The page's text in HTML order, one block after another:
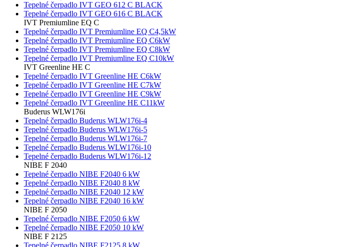
Tepelné čerpadlo IVT GEO 612 C BLACK
Tepelné čerpadlo IVT GEO 616 C BLACK
IVT Premiumline EQ C
Tepelné čerpadlo IVT Premiumline EQ C4,5kW
Tepelné čerpadlo IVT Premiumline EQ C6kW
Tepelné čerpadlo IVT Premiumline EQ C8kW
Tepelné čerpadlo IVT Premiumline EQ C10kW
IVT Greenline HE C
Tepelné čerpadlo IVT Greenline HE C6kW
Tepelné čerpadlo IVT Greenline HE C7kW
Tepelné čerpadlo IVT Greenline HE C9kW
Tepelné čerpadlo IVT Greenline HE C11kW
Buderus WLW176i
Tepelné čerpadlo Buderus WLW176i-4
Tepelné čerpadlo Buderus WLW176i-5
Tepelné čerpadlo Buderus WLW176i-7
Tepelné čerpadlo Buderus WLW176i-10
Tepelné čerpadlo Buderus WLW176i-12
NIBE F 2040
Tepelné čerpadlo NIBE F2040 6 kW
Tepelné čerpadlo NIBE F2040 8 kW
Tepelné čerpadlo NIBE F2040 12 kW
Tepelné čerpadlo NIBE F2040 16 kW
NIBE F 2050
Tepelné čerpadlo NIBE F2050 6 kW
Tepelné čerpadlo NIBE F2050 10 kW
NIBE F 2125